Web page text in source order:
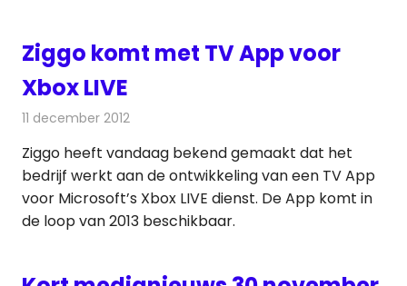
Ziggo komt met TV App voor
Xbox LIVE
11 december 2012
Ziggo heeft vandaag bekend gemaakt dat het
bedrijf werkt aan de ontwikkeling van een TV App
voor Microsoft’s Xbox LIVE dienst. De App komt in
de loop van 2013 beschikbaar.